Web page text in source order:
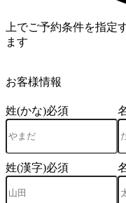
上でご予約条件を指定
ます
お客様情報
姓(かな)必須
姓(漢字)必須